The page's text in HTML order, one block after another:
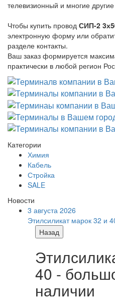
телевизионный и многие
Чтобы купить провод СИП-2
электронную форму или
разделе контакты.
Ваш заказ формируется
практически в любой регион
Категории
Химия
Кабель
Стройка
SALE
Новости
3 августа 2026
Этилсиликат марок 32 и
Назад
40 -
наличии